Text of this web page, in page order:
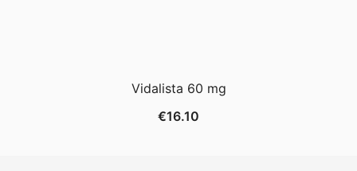
Vidalista 60 mg
€16.10